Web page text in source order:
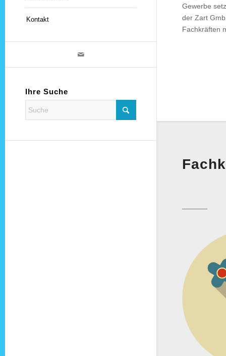
Kontakt
Ihre Suche
Gewerbe
der Zart
Fachkräften